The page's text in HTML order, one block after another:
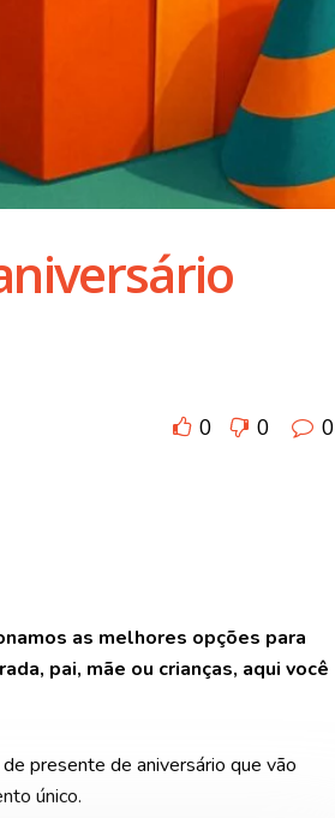
0 0 0
as melhores opções para
pai, mãe ou crianças, aqui você
presente de aniversário que vão
único.